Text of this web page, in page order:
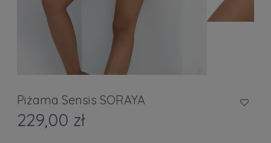
Piżama Sensis SORAYA
229,00 zł